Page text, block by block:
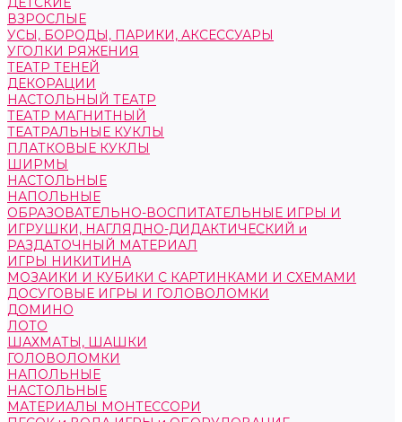
ВЗРОСЛЫЕ
УСЫ, БОРОДЫ, ПАРИКИ, АКСЕССУАРЫ
УГОЛКИ РЯЖЕНИЯ
ТЕАТР ТЕНЕЙ
ДЕКОРАЦИИ
НАСТОЛЬНЫЙ ТЕАТР
ТЕАТР МАГНИТНЫЙ
ТЕАТРАЛЬНЫЕ КУКЛЫ
ПЛАТКОВЫЕ КУКЛЫ
ШИРМЫ
НАСТОЛЬНЫЕ
НАПОЛЬНЫЕ
ОБРАЗОВАТЕЛЬНО-ВОСПИТАТЕЛЬНЫЕ ИГРЫ И
ИГРУШКИ, НАГЛЯДНО-ДИДАКТИЧЕСКИЙ и
РАЗДАТОЧНЫЙ МАТЕРИАЛ
ИГРЫ НИКИТИНА
МОЗАИКИ И КУБИКИ С КАРТИНКАМИ И СХЕМАМИ
ДОСУГОВЫЕ ИГРЫ И ГОЛОВОЛОМКИ
ДОМИНО
ЛОТО
ШАХМАТЫ, ШАШКИ
ГОЛОВОЛОМКИ
НАПОЛЬНЫЕ
НАСТОЛЬНЫЕ
МАТЕРИАЛЫ МОНТЕССОРИ